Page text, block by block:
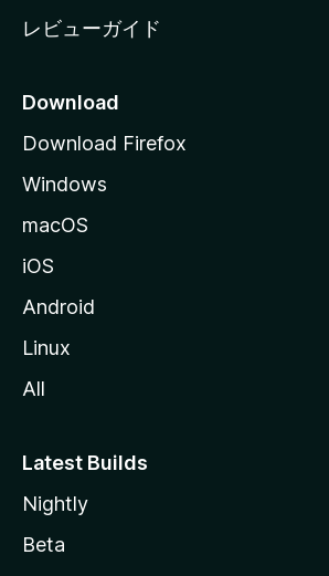
レビューガイド
Download
Download Firefox
Windows
macOS
iOS
Android
Linux
All
Latest Builds
Nightly
Beta